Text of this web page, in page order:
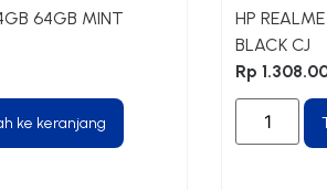
64GB MINT
ke keranjang
HP
BLACK CJ
Rp